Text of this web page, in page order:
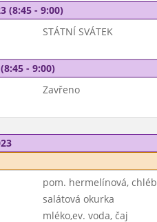
(8:45 - 9:00)
STÁTNÍ SVÁTEK
- 9:00)
Zavřeno
pom. hermelínová, chléb
salátová okurka
mléko,ev. voda, čaj